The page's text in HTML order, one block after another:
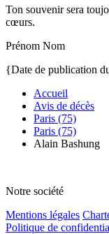
Ton souvenir sera
cœurs.
Prénom Nom
{Date de publication
Accueil
Avis de décès
Paris (75)
Paris (75)
Alain Bashung
Notre société
Mentions légales
Politique de